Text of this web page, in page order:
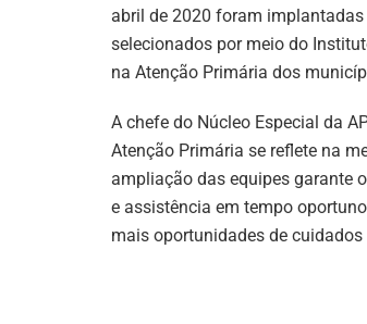
abril de 2020 foram
selecionados por meio do
na Atenção Primária dos
A chefe do Núcleo Especial da
Atenção Primária se reflete na
ampliação das equipes garante
e assistência em tempo
mais oportunidades de